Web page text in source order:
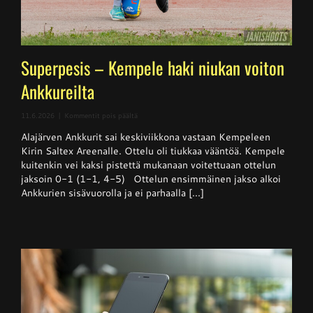
Superpesis – Kempele haki niukan voiton
Ankkureilta
11.6.2026 Kommentit pois päältä
–
Kempele
haki
niukan
voiton
Ankkureilta
Alajärven Ankkurit sai keskiviikkona vastaan Kempeleen
Kirin Saltex Areenalle. Ottelu oli tiukkaa vääntöä. Kempele
kuitenkin vei kaksi pistettä mukanaan voitettuaan ottelun
jaksoin 0-1 (1-1, 4-5) Ottelun ensimmäinen jakso alkoi
Ankkurien sisävuorolla ja ei parhaalla [...]